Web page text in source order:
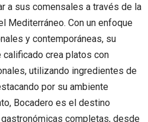
a sus comensales a través de la
Mediterráneo. Con un enfoque
y contemporáneas, su
crea platos con
utilizando ingredientes de
por su ambiente
Bocadero es el destino
completas, desde